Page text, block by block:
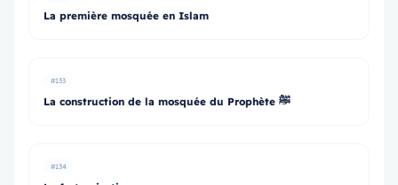
La première mosquée en Islam
#133
La construction de la mosquée du Prophète ﷺ
#134